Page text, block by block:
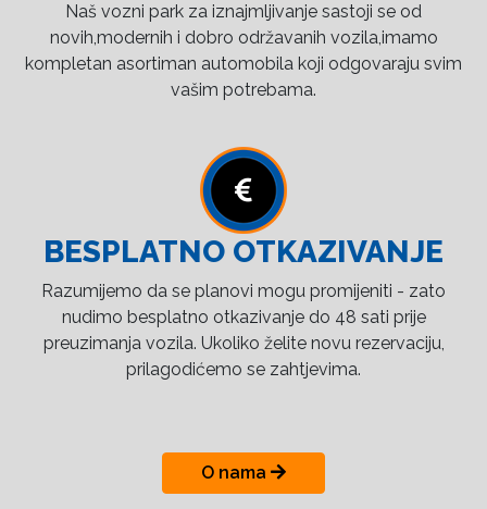
Naš vozni park za iznajmljivanje sastoji se od
novih,modernih i dobro održavanih vozila,imamo
kompletan asortiman automobila koji odgovaraju svim
vašim potrebama.
BESPLATNO OTKAZIVANJE
Razumijemo da se planovi mogu promijeniti - zato
nudimo besplatno otkazivanje do 48 sati prije
preuzimanja vozila. Ukoliko želite novu rezervaciju,
prilagodićemo se zahtjevima.
O nama